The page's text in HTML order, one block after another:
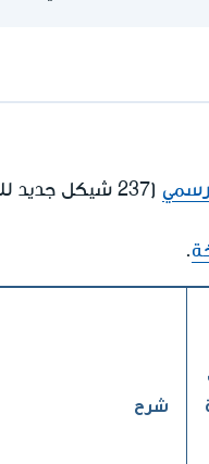
(237 شيكل جديد
.
شرح